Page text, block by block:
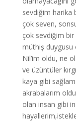
sevdiğim harika
çok seven,
çok sevdiğim bir
müthiş duygusu
Nil’im oldu, ne
ve üzüntüler
kaya gibi
akrabalarım
olan insan gibi